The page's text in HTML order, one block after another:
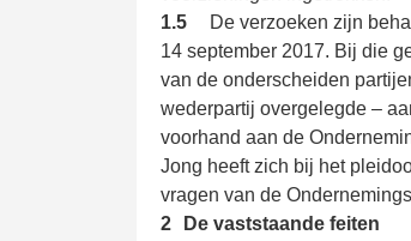
1.5
De verzoeken zijn
14 september 2017. Bij die
van de onderscheiden
wederpartij overgelegde –
voorhand aan de
Jong heeft zich bij het
vragen van de
2
De vaststaande feiten